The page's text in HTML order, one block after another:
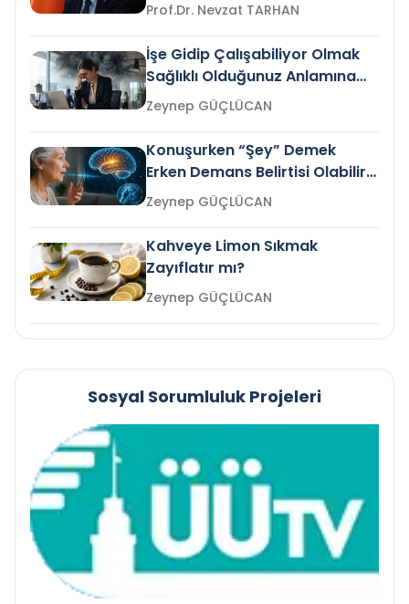
Prof.Dr. Nevzat TARHAN
İşe Gidip Çalışabiliyor Olmak
Sağlıklı Olduğunuz Anlamına
Gelir mi?Zeynep GÜÇLÜCAN
Konuşurken “Şey” Demek
Erken Demans Belirtisi Olabilir
mi?
Zeynep GÜÇLÜCAN
Kahveye Limon Sıkmak
Zayıflatır mı?
Zeynep GÜÇLÜCAN
Sosyal Sorumluluk Projeleri